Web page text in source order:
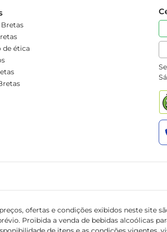
de ética
ofertas e condições exibidos neste site
Proibida a venda de bebidas alcoólicas